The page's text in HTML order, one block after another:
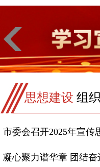
思想建设 组
市委会召开2025年宣传
凝心聚力谱华章 团结